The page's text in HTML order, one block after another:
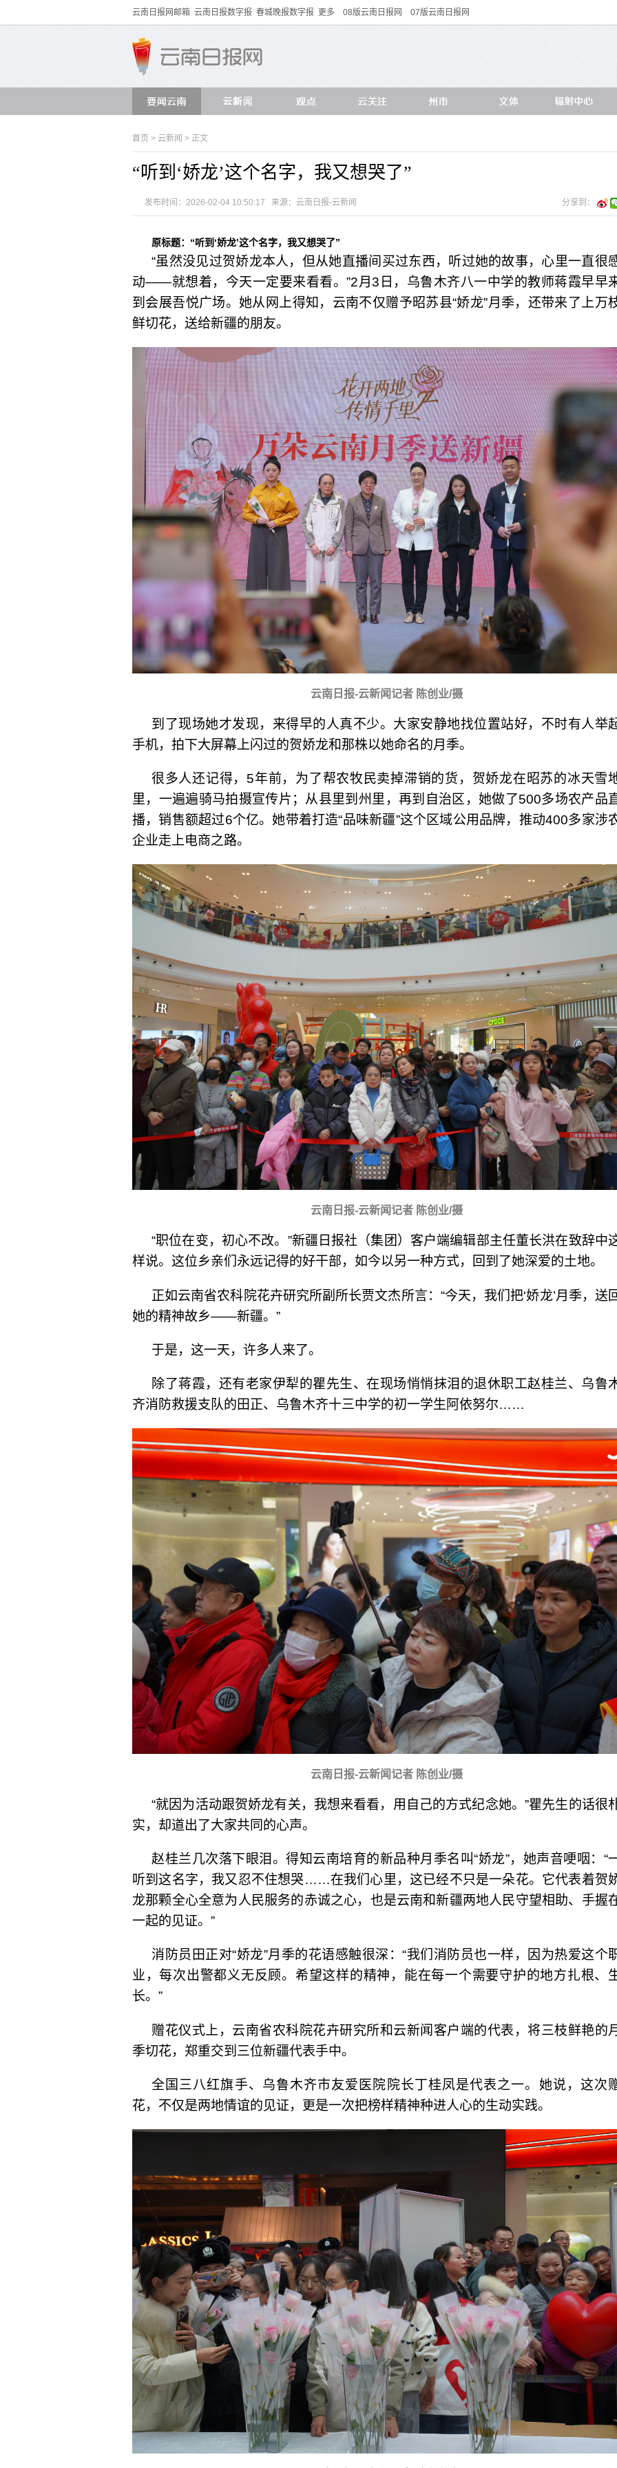
云南日报网邮箱 云南日报数字报 春城晚报数字报 更多 08版云南日报网 07版云南日报网
首页 > 云新闻 > 正文
“听到‘娇龙’这个名字，我又想哭了”
发布时间：2026-02-04 10:50:17 来源：云南日报-云新闻 分享到：
原标题：“听到‘娇龙’这个名字，我又想哭了”
“虽然没见过贺娇龙本人，但从她直播间买过东西，听过她的故事，心里一直很
动——就想着，今天一定要来看看。”2月3日，乌鲁木齐八一中学的教师蒋霞早早
到会展吾悦广场。她从网上得知，云南不仅赠予昭苏县“娇龙”月季，还带来了上万
鲜切花，送给新疆的朋友。
云南日报-云新闻记者 陈创业/摄
到了现场她才发现，来得早的人真不少。大家安静地找位置站好，不时有人举
手机，拍下大屏幕上闪过的贺娇龙和那株以她命名的月季。
很多人还记得，5年前，为了帮农牧民卖掉滞销的货，贺娇龙在昭苏的冰天雪
里，一遍遍骑马拍摄宣传片；从县里到州里，再到自治区，她做了500多场农产品
播，销售额超过6个亿。她带着打造“品味新疆”这个区域公用品牌，推动400多家涉
企业走上电商之路。
云南日报-云新闻记者 陈创业/摄
“职位在变，初心不改。”新疆日报社（集团）客户端编辑部主任董长洪在致辞中
样说。这位乡亲们永远记得的好干部，如今以另一种方式，回到了她深爱的土地。
正如云南省农科院花卉研究所副所长贾文杰所言：“今天，我们把‘娇龙’月季，送
她的精神故乡——新疆。”
于是，这一天，许多人来了。
除了蒋霞，还有老家伊犁的瞿先生、在现场悄悄抹泪的退休职工赵桂兰、乌鲁
齐消防救援支队的田正、乌鲁木齐十三中学的初一学生阿依努尔……
云南日报-云新闻记者 陈创业/摄
“就因为活动跟贺娇龙有关，我想来看看，用自己的方式纪念她。”瞿先生的话很
实，却道出了大家共同的心声。
赵桂兰几次落下眼泪。得知云南培育的新品种月季名叫“娇龙”，她声音哽咽：“
听到这名字，我又忍不住想哭……在我们心里，这已经不只是一朵花。它代表着贺
龙那颗全心全意为人民服务的赤诚之心，也是云南和新疆两地人民守望相助、手握
一起的见证。”
消防员田正对“娇龙”月季的花语感触很深：“我们消防员也一样，因为热爱这个
业，每次出警都义无反顾。希望这样的精神，能在每一个需要守护的地方扎根、
长。”
赠花仪式上，云南省农科院花卉研究所和云新闻客户端的代表，将三枝鲜艳的
季切花，郑重交到三位新疆代表手中。
全国三八红旗手、乌鲁木齐市友爱医院院长丁桂凤是代表之一。她说，这次
花，不仅是两地情谊的见证，更是一次把榜样精神种进人心的生动实践。